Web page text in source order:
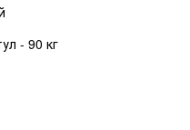
- 90 кг